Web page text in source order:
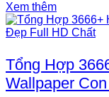
Xem thêm
Tổng Hợp
Wallpaper